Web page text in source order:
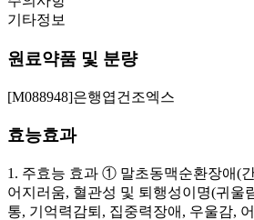
기타정보
원료약품 및 분량
[M088948]은행엽건조엑스
효능효과
1. 주효능 효과 ① 말초동맥순환장애(
어지러움, 혈관성 및 퇴행성이명(귀울
통, 기억력감퇴, 집중력장애, 우울감,